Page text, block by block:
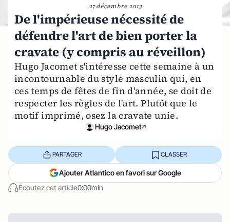
27 décembre 2013
De l'impérieuse nécessité de
défendre l'art de bien porter la
cravate (y compris au réveillon)
Hugo Jacomet s'intéresse cette semaine à un
incontournable du style masculin qui, en
ces temps de fêtes de fin d'année, se doit de
respecter les règles de l'art. Plutôt que le
motif imprimé, osez la cravate unie.
Hugo Jacomet
Écoutez cet article0:00min
PARTAGER CLASSER
Ajouter Atlantico en favori sur Google